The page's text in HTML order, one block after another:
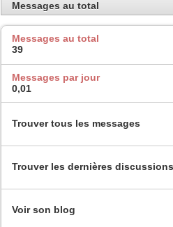
Messages au total
Messages au total
39
Messages par jour
0,01
Trouver tous les messages
Trouver les dernières
Voir son blog